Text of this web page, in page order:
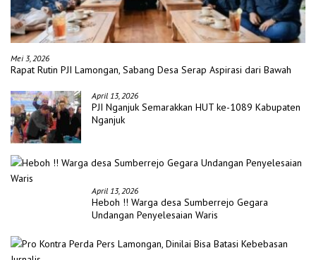
Mei 3, 2026
Rapat Rutin PJI Lamongan, Sabang Desa Serap Aspirasi dari Bawah
April 13, 2026
PJI Nganjuk Semarakkan HUT ke-1089 Kabupaten
Nganjuk
April 13, 2026
Heboh !! Warga desa Sumberrejo Gegara
Undangan Penyelesaian Waris